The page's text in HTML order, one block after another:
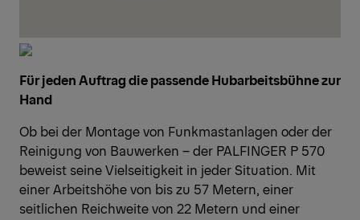
Für jeden Auftrag die passende Hubarbeitsbühne zur
Hand
Ob bei der Montage von Funkmastanlagen oder der
Reinigung von Bauwerken – der PALFINGER P 570
beweist seine Vielseitigkeit in jeder Situation. Mit
einer Arbeitshöhe von bis zu 57 Metern, einer
seitlichen Reichweite von 22 Metern und einer